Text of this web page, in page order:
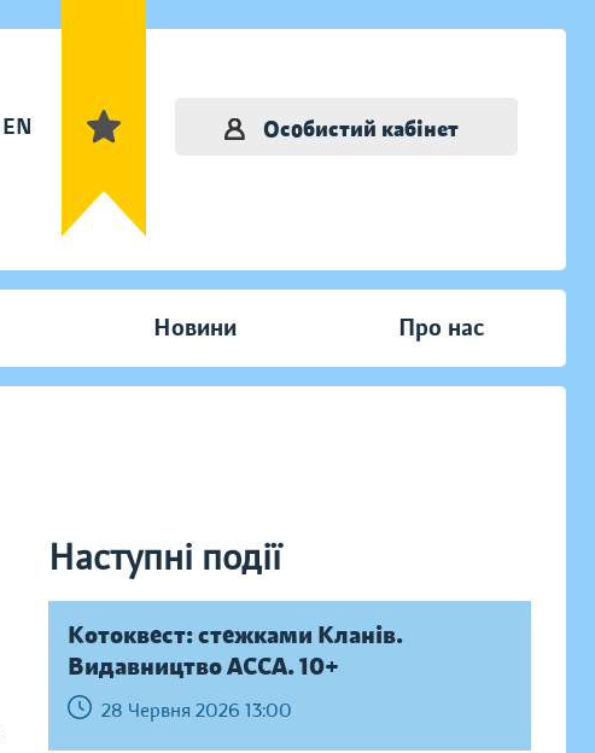
EN Особистий кабінет
Новини Про нас
Наступні події
Котоквест: стежками Кланів.
Видавництво АССА. 10+
28 Червня 2026 13:00